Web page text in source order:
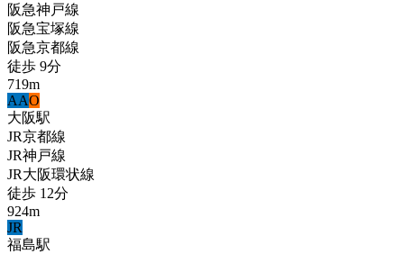
阪急神戸線
阪急宝塚線
阪急京都線
徒歩 9分
719m
AAO
大阪駅
JR京都線
JR神戸線
JR大阪環状線
徒歩 12分
924m
JR
福島駅